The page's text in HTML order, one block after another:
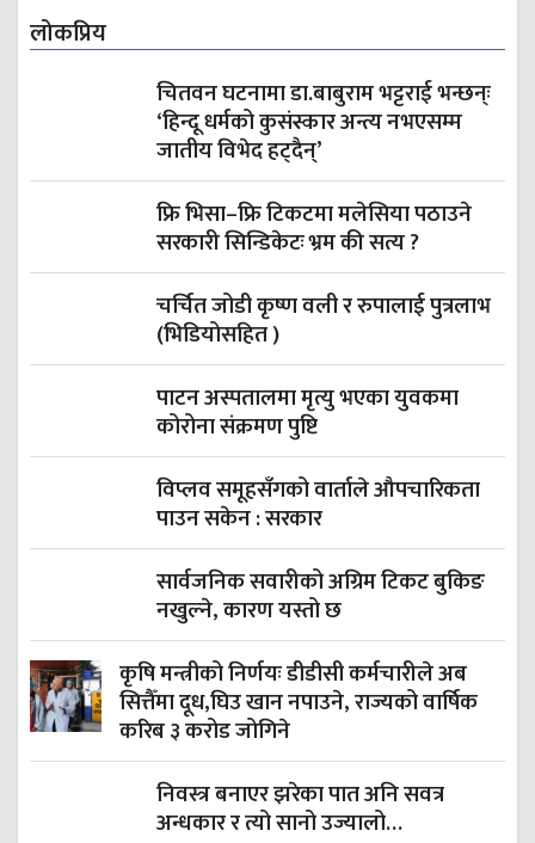
लोकप्रिय
चितवन घटनामा डा.बाबुराम भट्टराई भन्छन्ः
‘हिन्दू धर्मको कुसंस्कार अन्त्य नभएसम्म
जातीय विभेद हट्दैन्’
फ्रि भिसा–फ्रि टिकटमा मलेसिया पठाउने
सरकारी सिन्डिकेटः भ्रम की सत्य ?
चर्चित जोडी कृष्ण वली र रुपालाई पुत्रलाभ
(भिडियोसहित )
पाटन अस्पतालमा मृत्यु भएका युवकमा
कोरोना संक्रमण पुष्टि
विप्लव समूहसँगको वार्ताले औपचारिकता
पाउन सकेन : सरकार
सार्वजनिक सवारीको अग्रिम टिकट बुकिङ
नखुल्ने, कारण यस्तो छ
कृषि मन्त्रीको निर्णयः डीडीसी कर्मचारीले अब
सित्तैँमा दूध,घिउ खान नपाउने, राज्यको वार्षिक
करिब ३ करोड जोगिने
निवस्त्र बनाएर झरेका पात अनि सवत्र
अन्धकार र त्यो सानो उज्यालो…